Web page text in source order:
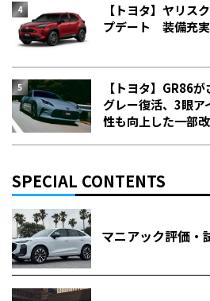
【トヨタ】ヤリス
プデート 装備充
【トヨタ】GR86
グレー復活、3眼
性も向上した一部
SPECIAL CONTENTS
マニアック評価・